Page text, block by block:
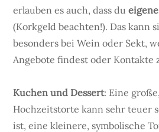
erlauben es auch, dass du
(Korkgeld beachten!). Das kann
besonders bei Wein oder Sekt,
Angebote findest oder Kontakte
Kuchen und Dessert: Eine
Hochzeitstorte kann sehr teuer
ist, eine kleinere, symbolische